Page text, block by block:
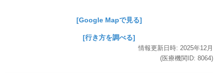
[Google Mapで見る]
[行き方を調べる]
情報更新日時: 2025年12月
(医療機関ID: 8064)